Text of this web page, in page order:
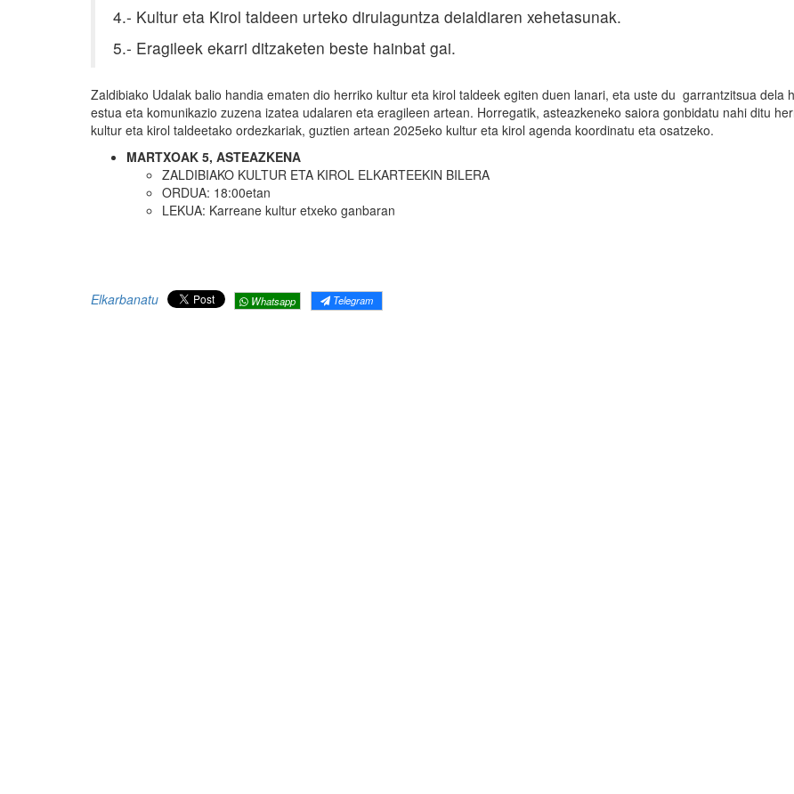
4.- Kultur eta Kirol taldeen urteko dirulaguntza deialdiaren xehetasunak.
5.- Eragileek ekarri ditzaketen beste hainbat gai.
Zaldibiako Udalak balio handia ematen dio herriko kultur eta kirol taldeek egiten duen lanari, eta uste du garrantzitsua dela
estua eta komunikazio zuzena izatea udalaren eta eragileen artean. Horregatik, asteazkeneko saiora gonbidatu nahi ditu
kultur eta kirol taldeetako ordezkariak, guztien artean 2025eko kultur eta kirol agenda koordinatu eta osatzeko.
MARTXOAK 5, ASTEAZKENA
ZALDIBIAKO KULTUR ETA KIROL ELKARTEEKIN BILERA
ORDUA: 18:00etan
LEKUA: Karreane kultur etxeko ganbaran
Elkarbanatu Whatsapp Telegram